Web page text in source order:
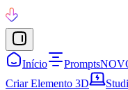
Início Prompts
Criar Elemento 3D